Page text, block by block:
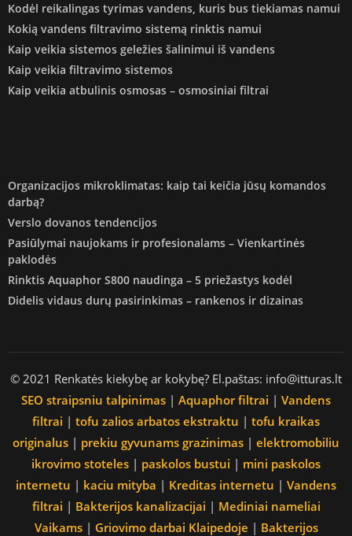
Kodėl reikalingas tyrimas vandens, kuris bus tiekiamas namui
Kokią vandens filtravimo sistemą rinktis namui
Kaip veikia sistemos geležies šalinimui iš vandens
Kaip veikia filtravimo sistemos
Kaip veikia atbulinis osmosas – osmosiniai filtrai
Organizacijos mikroklimatas: kaip tai keičia jūsų komandos
darbą?
Verslo dovanos tendencijos
Pasiūlymai naujokams ir profesionalams – Vienkartinės
paklodės
Rinktis Aquaphor S800 naudinga – 5 priežastys kodėl
Didelis vidaus durų pasirinkimas – rankenos ir dizainas
© 2021 Renkatės kiekybę ar kokybę? El.paštas: info@itturas.lt
SEO straipsniu talpinimas | Aquaphor filtrai | Vandens
filtrai | tofu zalios arbatos ekstraktu | tofu kraikas
originalus | prekiu gyvunams grazinimas | elektromobiliu
ikrovimo stoteles | paskolos bustui | mini paskolos
internetu | kaciu mityba | Kreditas internetu | Vandens
filtrai | Bakterijos kanalizacijai | Mediniai nameliai
Vaikams| Griovimo darbai Klaipedoje | Bakterijos